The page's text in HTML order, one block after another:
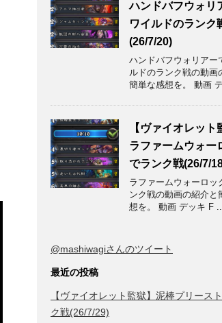
ハンドバフウォリ
ワイルドのランク
(26/7/20)
ハンドバフウォリアー
ルドのランク戦の動画
簡単な感想を。 動画
【ヴァイオレット
ラファームウォー
でランク戦(26/7/
ラファームウォーロッ
ンク戦の動画の紹介と
想を。 動画 デッキ F
@mashiwagiさんのツイート
最近の投稿
【ヴァイオレット監獄】泥棒プリース
ク戦(26/7/29)